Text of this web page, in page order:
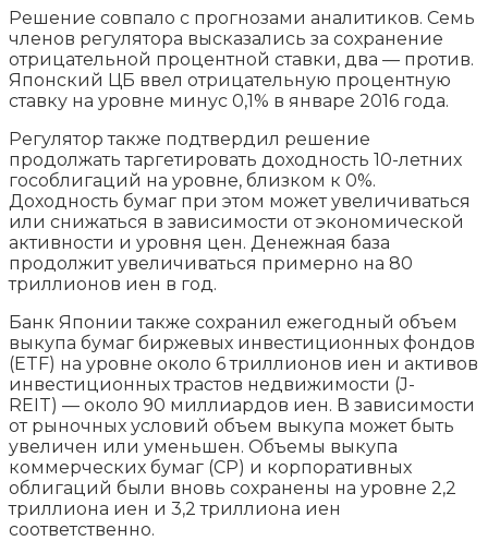
Решение совпало с прогнозами аналитиков. Семь
членов регулятора высказались за сохранение
отрицательной процентной ставки, два — против.
Японский ЦБ ввел отрицательную процентную
ставку на уровне минус 0,1% в январе 2016 года.
Регулятор также подтвердил решение
продолжать таргетировать доходность 10-летних
гособлигаций на уровне, близком к 0%.
Доходность бумаг при этом может увеличиваться
или снижаться в зависимости от экономической
активности и уровня цен. Денежная база
продолжит увеличиваться примерно на 80
триллионов иен в год.
Банк Японии также сохранил ежегодный объем
выкупа бумаг биржевых инвестиционных фондов
(ETF) на уровне около 6 триллионов иен и активов
инвестиционных трастов недвижимости (J-
REIT) — около 90 миллиардов иен. В зависимости
от рыночных условий объем выкупа может быть
увеличен или уменьшен. Объемы выкупа
коммерческих бумаг (CP) и корпоративных
облигаций были вновь сохранены на уровне 2,2
триллиона иен и 3,2 триллиона иен
соответственно.